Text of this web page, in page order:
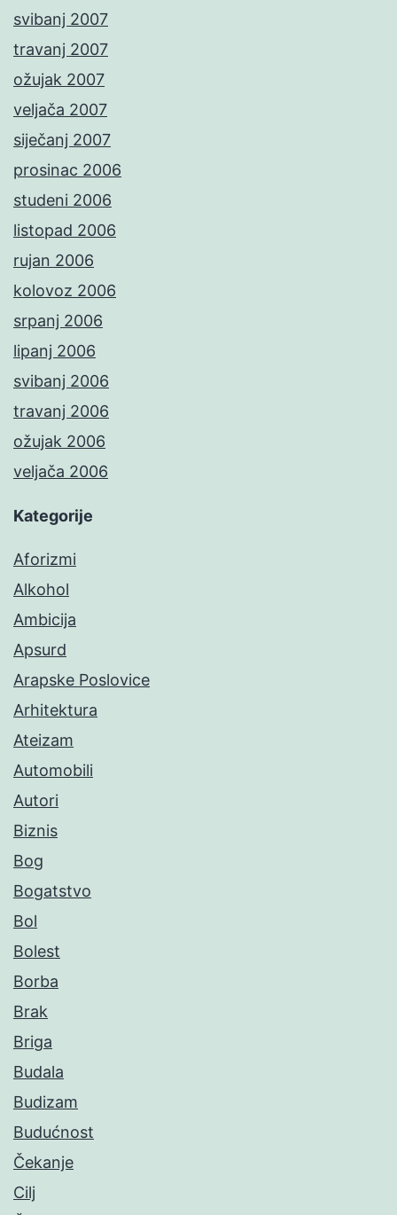
svibanj 2007
travanj 2007
ožujak 2007
veljača 2007
siječanj 2007
prosinac 2006
studeni 2006
listopad 2006
rujan 2006
kolovoz 2006
srpanj 2006
lipanj 2006
svibanj 2006
travanj 2006
ožujak 2006
veljača 2006
Kategorije
Aforizmi
Alkohol
Ambicija
Apsurd
Arapske Poslovice
Arhitektura
Ateizam
Automobili
Autori
Biznis
Bog
Bogatstvo
Bol
Bolest
Borba
Brak
Briga
Budala
Budizam
Budućnost
Čekanje
Cilj